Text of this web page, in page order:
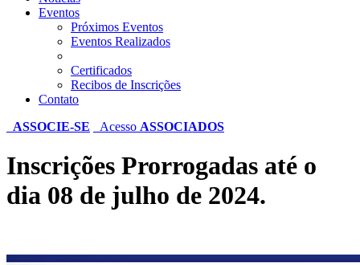
Eventos
Próximos Eventos
Eventos Realizados
Certificados
Recibos de Inscrições
Contato
ASSOCIE-SE
Acesso ASSOCIADOS
Inscrições Prorrogadas até o
dia 08 de julho de 2024.